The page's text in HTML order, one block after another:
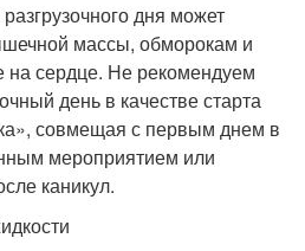
дня может
массы, обморокам и
на сердце. Не рекомендуем
день в качестве старта
совмещая с первым днем в
мероприятием или
каникул.